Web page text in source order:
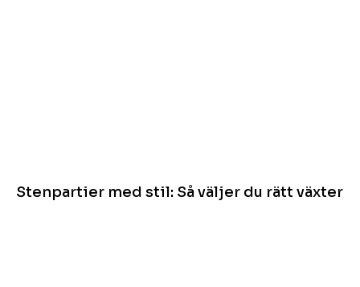
Stenpartier med stil: Så väljer du rätt växter